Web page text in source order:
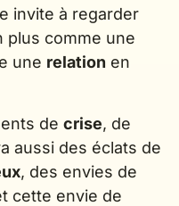
invite à regarder
plus comme une
une relation en
de crise, de
aussi des éclats de
, des envies de
cette envie de